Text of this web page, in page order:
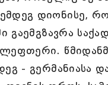
დიონისე,
გაემგზავრა
- გერმანიასა